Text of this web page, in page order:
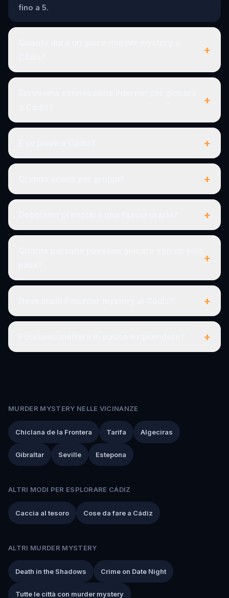
fino a 5.
+
+
+
+
+
+
+
+
MURDER MYSTERY NELLE VICINANZE
Chiclana de la Frontera Tarifa Algeciras
Gibraltar Seville Estepona
ALTRI MODI PER ESPLORARE CÁDIZ
Caccia al tesoro Cose da fare a Cádiz
ALTRI MURDER MYSTERY
Death in the Shadows Crime on Date Night
Tutte le città con murder mystery